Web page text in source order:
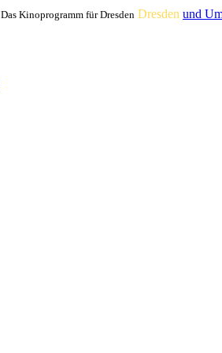
Kinoprogramm für Dresden Dresden und